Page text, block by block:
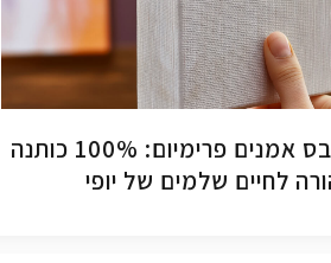
קנבס אמנים פרימיום: 100% כותנה
לחיים שלמים של יופי